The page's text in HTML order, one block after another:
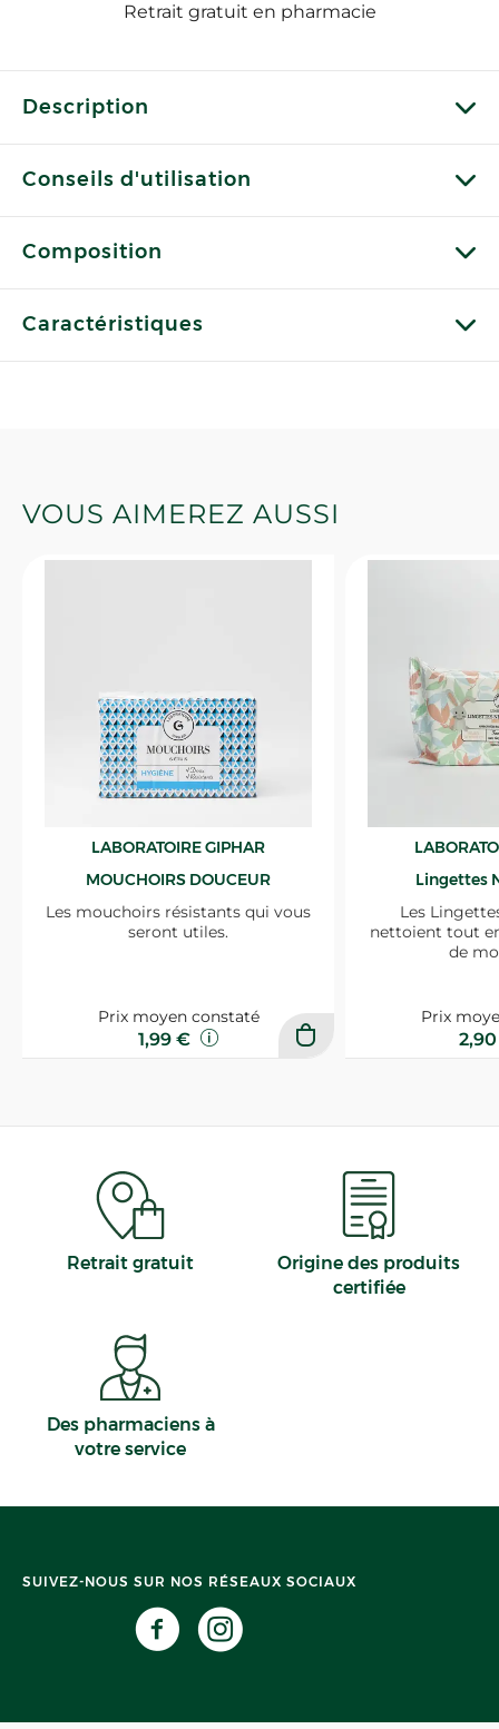
Retrait gratuit en pharmacie
Description
Conseils d'utilisation
Composition
Caractéristiques
VOUS AIMEREZ AUSSI
LABORATOIRE GIPHAR
MOUCHOIRS DOUCEUR
Les mouchoirs résistants qui vous
seront utiles.
Prix moyen constaté
1,99 €
Lingettes
Les
nettoient tout
de
Prix
Retrait gratuit
Origine des produits
certifiée
Des pharmaciens à
votre service
SUIVEZ-NOUS SUR NOS RÉSEAUX SOCIAUX